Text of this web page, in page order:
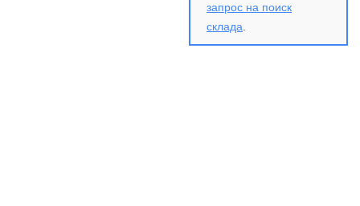
запрос на поиск
склада